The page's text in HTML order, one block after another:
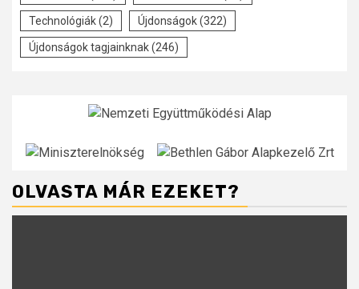
Technológiák(2) Újdonságok(322)
Újdonságok tagjainknak(246)
OLVASTA MÁR EZEKET?